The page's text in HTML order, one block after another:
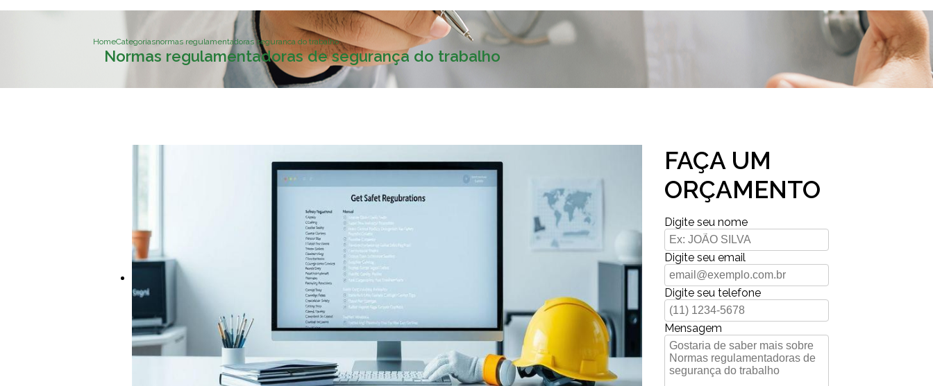
HomeCategoriasnormas regulamentadoras seguranca do trabalho
Normas regulamentadoras de segurança do trabalho
FAÇA UM
ORÇAMENTO
Digite seu nome
Digite seu email
Digite seu telefone
Mensagem